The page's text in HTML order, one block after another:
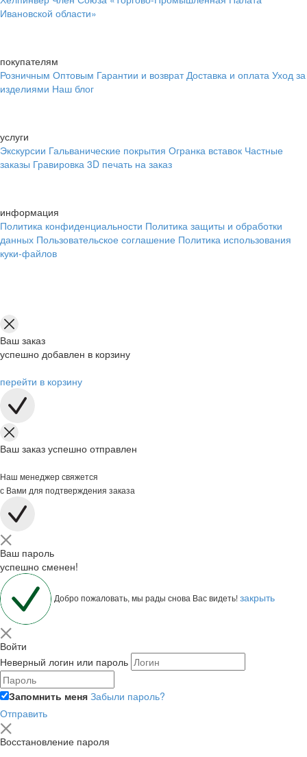
Ивановской области»
покупателям
Розничным Оптовым Гарантии и возврат Доставка и оплата Уход за
изделиями Наш блог
услуги
Экскурсии Гальванические покрытия Огранка вставок Частные
заказы Гравировка 3D печать на заказ
информация
Политика конфиденциальности Политика защиты и обработки
данных Пользовательское соглашение Политика использования
куки-файлов
Ваш заказ
успешно добавлен в корзину
перейти в корзину
Ваш заказ успешно отправлен
Наш менеджер свяжется
с Вами для подтверждения заказа
Ваш пароль
успешно сменен!
Добро пожаловать, мы рады снова Вас видеть!закрыть
Войти
Неверный логин или пароль
Запомнить меня Забыли пароль?
Отправить
Восстановление пароля